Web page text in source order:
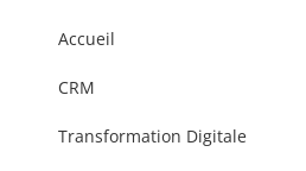
Accueil
CRM
Transformation Digitale